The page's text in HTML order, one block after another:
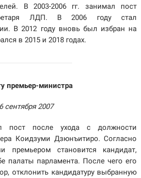
В 2003-2006 гг. занимал пост
ЛДП. В 2006 году стал
В 2012 году вновь был избран на
в 2015 и 2018 годах.
премьер-министра
сентября 2007
пост после ухода с должности
Коидзуми Дзюнъитиро. Согласно
премьером становится кандидат,
палаты парламента. После чего его
отклонить кандидатуру выбранную